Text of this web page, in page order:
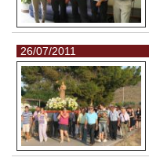
26/07/2011